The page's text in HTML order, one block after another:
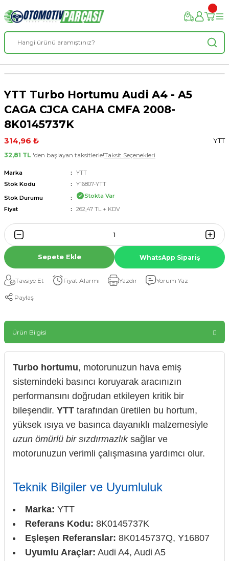
YTT Turbo Hortumu Audi A4 - A5
CAGA CJCA CAHA CMFA 2008-
8K0145737K
314,96 ₺
YTT
32,81 TL 'den başlayan taksitlerle!Taksit Seçenekleri
Marka
YTT
Stok Kodu
Y16807-YTT
Stok Durumu
Stokta Var
Fiyat
262,47 TL + KDV
Sepete Ekle WhatsApp Sipariş
Tavsiye Et Fiyat Alarmı Yazdır Yorum Yaz
Paylaş
Ürün Bilgisi
Turbo hortumu, motorunuzun hava emiş
sistemindeki basıncı koruyarak aracınızın
performansını doğrudan etkileyen kritik bir
bileşendir. YTT tarafından üretilen bu hortum,
yüksek ısıya ve basınca dayanıklı malzemesiyle
uzun ömürlü bir sızdırmazlıksağlar ve
motorunuzun verimli çalışmasına yardımcı olur.
Teknik Bilgiler ve Uyumluluk
Marka: YTT
Referans Kodu: 8K0145737K
Eşleşen Referanslar: 8K0145737Q, Y16807
Uyumlu Araçlar: Audi A4, Audi A5